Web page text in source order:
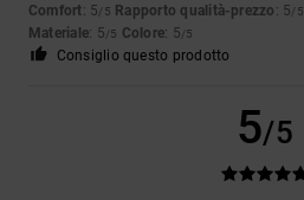
Comfort: 5/5 Rapporto qualità-prezzo : 5/5
Materiale: 5/5 Colore: 5/5
Consiglio questo prodotto
5/5